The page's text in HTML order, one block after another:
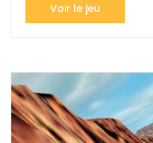
Voir le jeu